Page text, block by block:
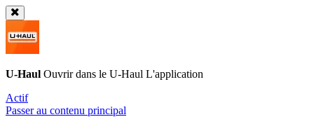
U-Haul Ouvrir dans le U-Haul L'application
Actif
Passer au contenu principal